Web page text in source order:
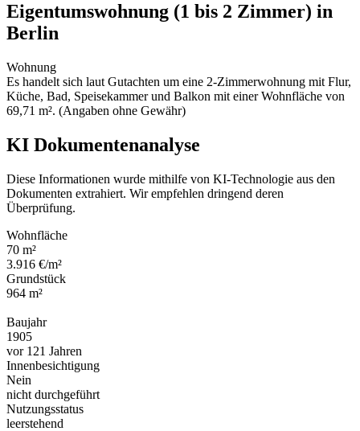
Eigentumswohnung (1 bis 2 Zimmer) in
Berlin
Wohnung
Es handelt sich laut Gutachten um eine 2-Zimmerwohnung mit Flur,
Küche, Bad, Speisekammer und Balkon mit einer Wohnfläche von
69,71 m². (Angaben ohne Gewähr)
KI Dokumentenanalyse
Diese Informationen wurde mithilfe von KI-Technologie aus den
Dokumenten extrahiert. Wir empfehlen dringend deren
Überprüfung.
Wohnfläche
70 m²
3.916 €/m²
Grundstück
964 m²
Baujahr
1905
vor 121 Jahren
Innenbesichtigung
Nein
nicht durchgeführt
Nutzungsstatus
leerstehend